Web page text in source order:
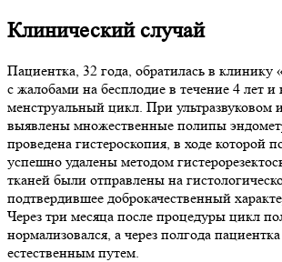
Клинический случай
Пациентка, 32 года, обратилась в
с жалобами на бесплодие в течение 4 лет и
менструальный цикл. При ультразвуковом
выявлены множественные полипы
проведена гистероскопия, в ходе которой
успешно удалены методом
тканей были отправлены на
подтвердившее доброкачественный
Через три месяца после процедуры цикл
нормализовался, а через полгода
естественным путем.